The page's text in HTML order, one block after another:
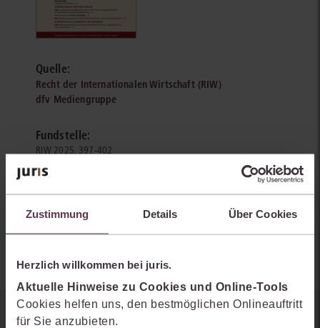
Zustimmung Details Über Cookies
Herzlich willkommen bei juris.
Aktuelle Hinweise zu Cookies und Online-Tools
Cookies helfen uns, den bestmöglichen Onlineauftritt
für Sie anzubieten.
Quelle:
Recht der Internationalen Wirtschaft (RIW)
dfv Mediengruppe
Fundstelle:
RIW 2025, 397-402
Johanna Möller